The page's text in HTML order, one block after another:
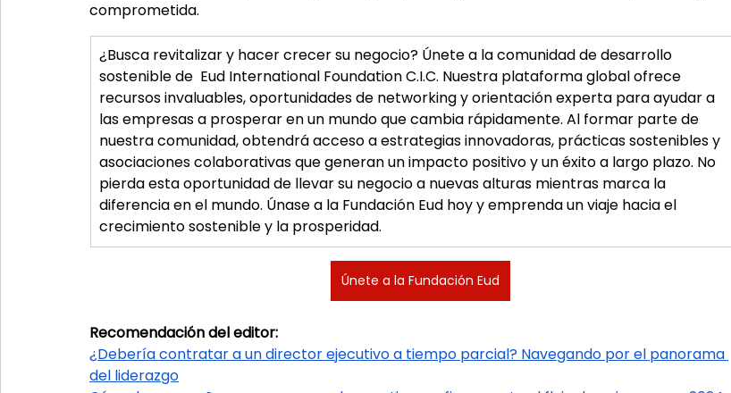
comprometida.
¿Busca revitalizar y hacer crecer su negocio? Únete a la comunidad de desarrollo
sostenible de  Eud International Foundation C.I.C. Nuestra plataforma global ofrece
recursos invaluables, oportunidades de networking y orientación experta para ayudar a
las empresas a prosperar en un mundo que cambia rápidamente. Al formar parte de
nuestra comunidad, obtendrá acceso a estrategias innovadoras, prácticas sostenibles y
asociaciones colaborativas que generan un impacto positivo y un éxito a largo plazo. No
pierda esta oportunidad de llevar su negocio a nuevas alturas mientras marca la
diferencia en el mundo. Únase a la Fundación Eud hoy y emprenda un viaje hacia el
crecimiento sostenible y la prosperidad.
Únete a la Fundación Eud
Recomendación del editor:
¿Debería contratar a un director ejecutivo a tiempo parcial? Navegando por el panorama
del liderazgo